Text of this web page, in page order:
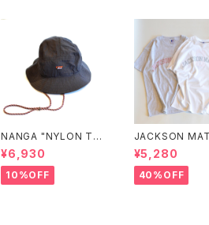
NANGA "NYLON TU
SSER SUNSHADE H
AT"
¥6,930
10%OFF
JACKSON
"RUSSELL
C×JM Logo
¥5,280
40%OFF